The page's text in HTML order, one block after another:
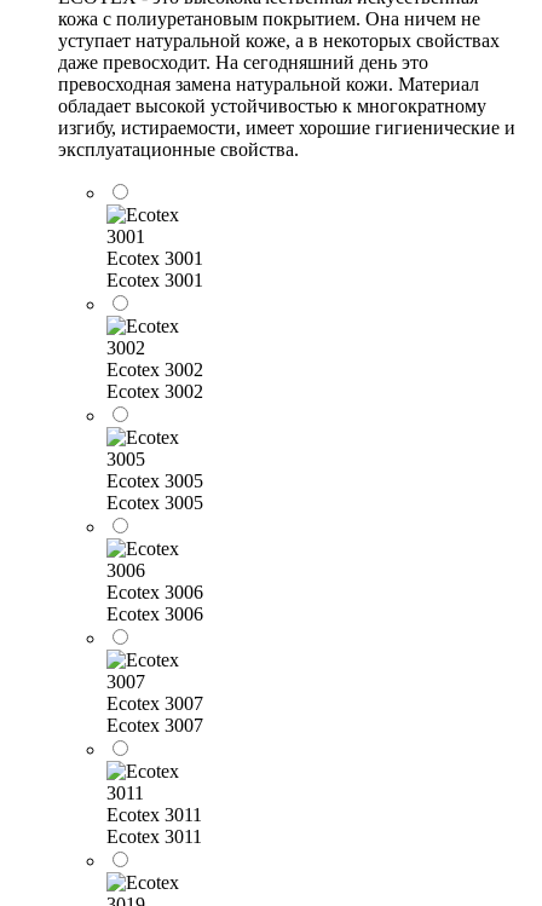
кожа с полиуретановым покрытием. Она ничем не
уступает натуральной коже, а в некоторых свойствах
даже превосходит. На сегодняшний день это
превосходная замена натуральной кожи. Материал
обладает высокой устойчивостью к многократному
изгибу, истираемости, имеет хорошие гигиенические и
эксплуатационные свойства.
Ecotex 3001
Ecotex 3001
Ecotex 3002
Ecotex 3002
Ecotex 3005
Ecotex 3005
Ecotex 3006
Ecotex 3006
Ecotex 3007
Ecotex 3007
Ecotex 3011
Ecotex 3011